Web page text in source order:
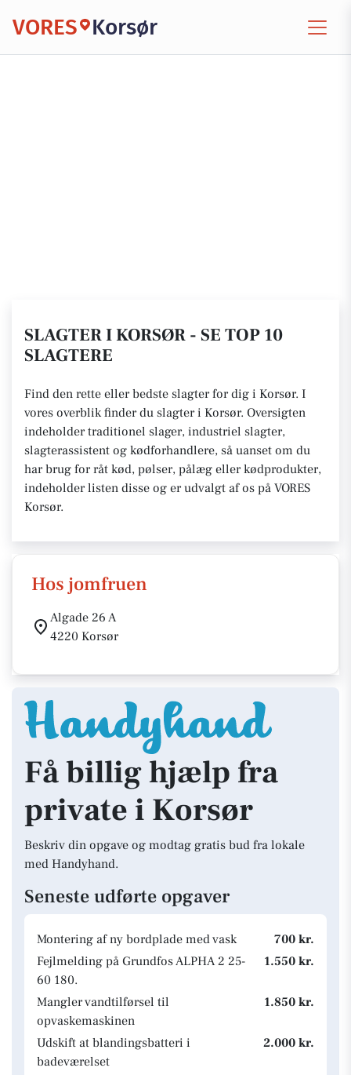
VORES Korsør
SLAGTER I KORSØR - SE TOP 10
SLAGTERE
Find den rette eller bedste slagter for dig i Korsør. I
vores overblik finder du slagter i Korsør. Oversigten
indeholder traditionel slager, industriel slagter,
slagterassistent og kødforhandlere, så uanset om du
har brug for råt kød, pølser, pålæg eller kødprodukter,
indeholder listen disse og er udvalgt af os på VORES
Korsør.
Hos jomfruen
Algade 26 A
4220 Korsør
Få billig hjælp fra
private i Korsør
Beskriv din opgave og modtag gratis bud fra lokale
med Handyhand.
Seneste udførte opgaver
Montering af ny bordplade med vask
700 kr.
Fejlmelding på Grundfos ALPHA 2 25-
60 180.
1.550 kr.
Mangler vandtilførsel til
opvaskemaskinen
1.850 kr.
Udskift at blandingsbatteri i
badeværelset
2.000 kr.